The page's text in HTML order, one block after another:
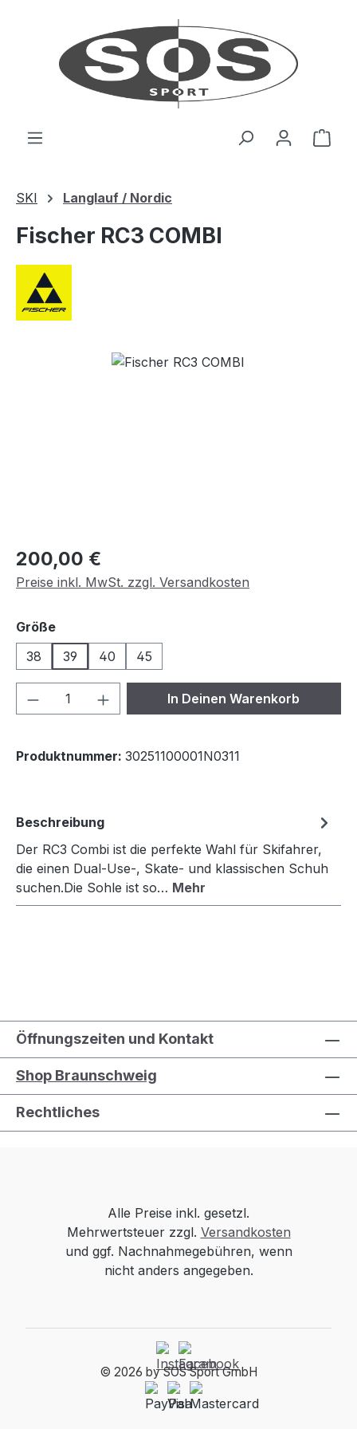
SKI Langlauf / Nordic
Fischer RC3 COMBI
Bildergalerie überspringen
Regulärer Preis:
200,00 €
Preise inkl. MwSt. zzgl. Versandkosten
Größeauswählen
38
39 40 45
Produkt Anzahl: Gib denIn Deinen Warenkorb
Produktnummer: 30251100001N0311
Beschreibung
Der RC3 Combi ist die perfekte Wahl für Skifahrer,
die einen Dual-Use-, Skate- und klassischen Schuh
suchen.Die Sohle ist so… Mehr
Öffnungszeiten und Kontakt
Shop Braunschweig
Rechtliches
Alle Preise inkl. gesetzl.
Mehrwertsteuer zzgl. Versandkosten
und ggf. Nachnahmegebühren, wenn
nicht anders angegeben.
© 2026 by SOS Sport GmbH